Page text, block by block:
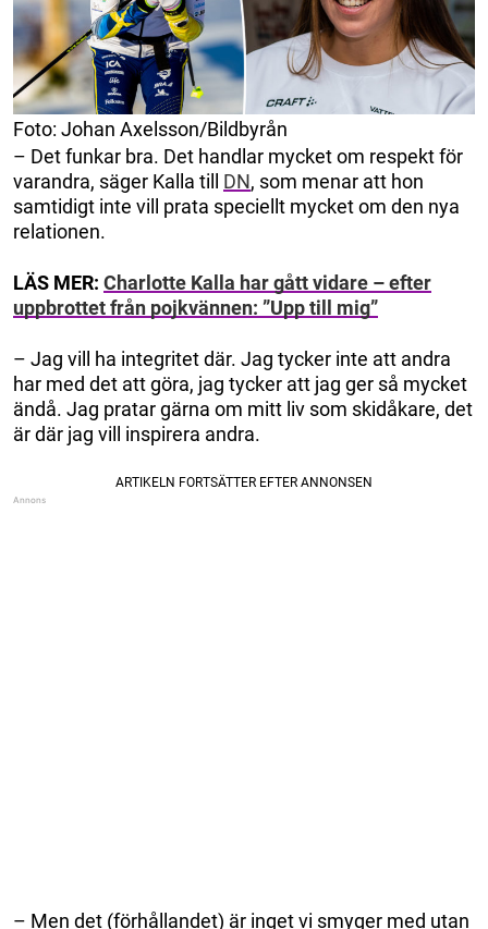
Foto: Johan Axelsson/Bildbyrån
– Det funkar bra. Det handlar mycket om respekt för
varandra, säger Kalla till DN, som menar att hon
samtidigt inte vill prata speciellt mycket om den nya
relationen.
LÄS MER: Charlotte Kalla har gått vidare – efter
uppbrottet från pojkvännen: ”Upp till mig”
– Jag vill ha integritet där. Jag tycker inte att andra
har med det att göra, jag tycker att jag ger så mycket
ändå. Jag pratar gärna om mitt liv som skidåkare, det
är där jag vill inspirera andra.
– Men det (förhållandet) är inget vi smyger med utan